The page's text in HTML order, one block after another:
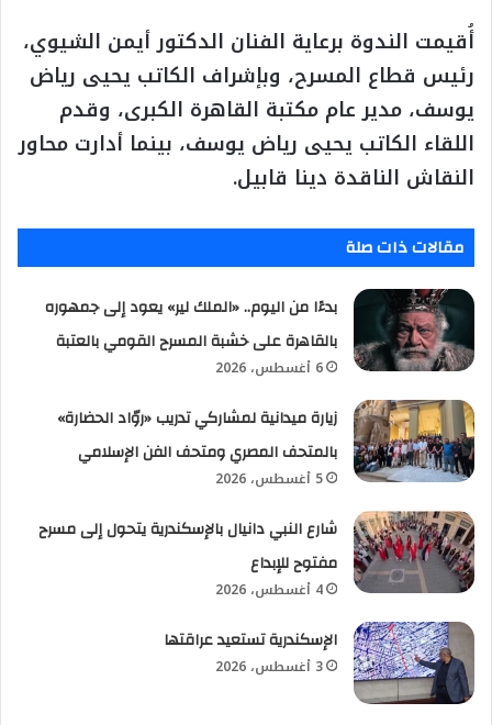
أُقيمت الندوة برعاية الفنان الدكتور أيمن الشيوي،
رئيس قطاع المسرح، وبإشراف الكاتب يحيى رياض
يوسف، مدير عام مكتبة القاهرة الكبرى، وقدم
اللقاء الكاتب يحيى رياض يوسف، بينما أدارت محاور
النقاش الناقدة دينا قابيل.
مقالات ذات صلة
بدءًا من اليوم.. «الملك لير» يعود إلى جمهوره
بالقاهرة على خشبة المسرح القومي بالعتبة
6 أغسطس، 2026
زيارة ميدانية لمشاركي تدريب «روّاد الحضارة»
بالمتحف المصري ومتحف الفن الإسلامي
5 أغسطس، 2026
شارع النبي دانيال بالإسكندرية يتحول إلى مسرح
مفتوح للإبداع
4 أغسطس، 2026
الإسكندرية تستعيد عراقتها
3 أغسطس، 2026